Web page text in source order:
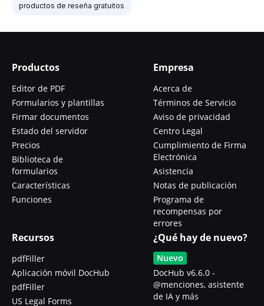
productos de reseña gratuitos
Productos
Editor de PDF
Formularios y plantillas
Firmar documentos
Estado del servidor
Precios
Biblioteca de
formularios
Características
Funciones
Empresa
Acerca de
Términos de Servicio
Aviso de privacidad
Centro Legal
Cumplimiento de Firma
Electrónica
Asistencia
Notas de publicación
Programa de
recompensas por
errores
Recursos
pdfFiller
Aplicación móvil DocHub
pdfFiller
US Legal Forms
¿Qué hay de nuevo?
Nuevo
DocHub v6.6.0 -
@menciones, asistente
de IA y más